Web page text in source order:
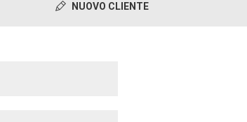
NUOVO CLIENTE